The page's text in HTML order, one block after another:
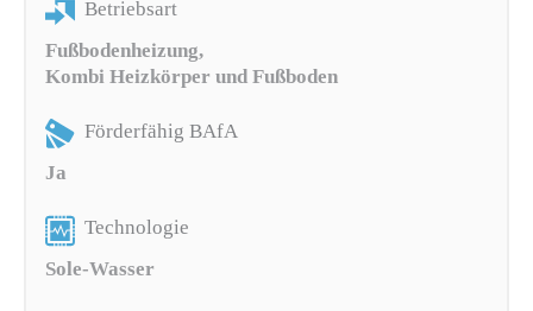
Betriebsart
Fußbodenheizung,
Kombi Heizkörper und Fußboden
Förderfähig BAfA
Ja
Technologie
Sole-Wasser